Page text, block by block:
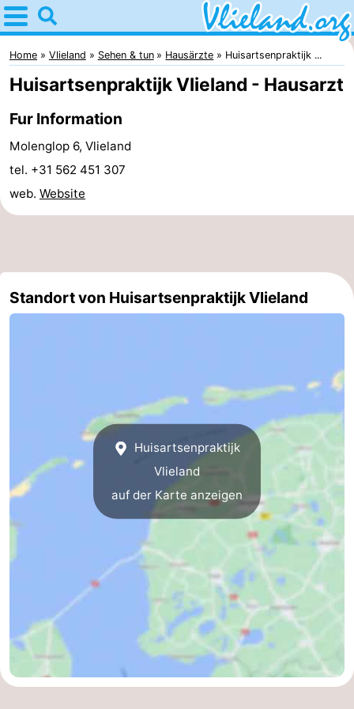
Home
Vlieland
Tipps
Für
Vlieland
Natur
-
Sehen
&
-
Aussichtspunkte
Attraktionen
Home Vlieland Sehen & tun Hausärzte Huisartsenpraktijk ...
Huisartsenpraktijk Vlieland - Hausarzt
Fur Information
Molenglop 6, Vlieland
tel. +31 562 451 307
web. Website
Standort von Huisartsenpraktijk Vlieland
Huisartsenpraktijk
Vlieland
auf der Karte anzeigen